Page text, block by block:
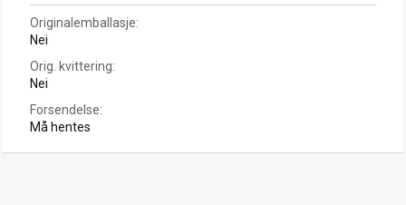
Originalemballasje
Nei
Orig. kvittering
Nei
Forsendelse
Må hentes